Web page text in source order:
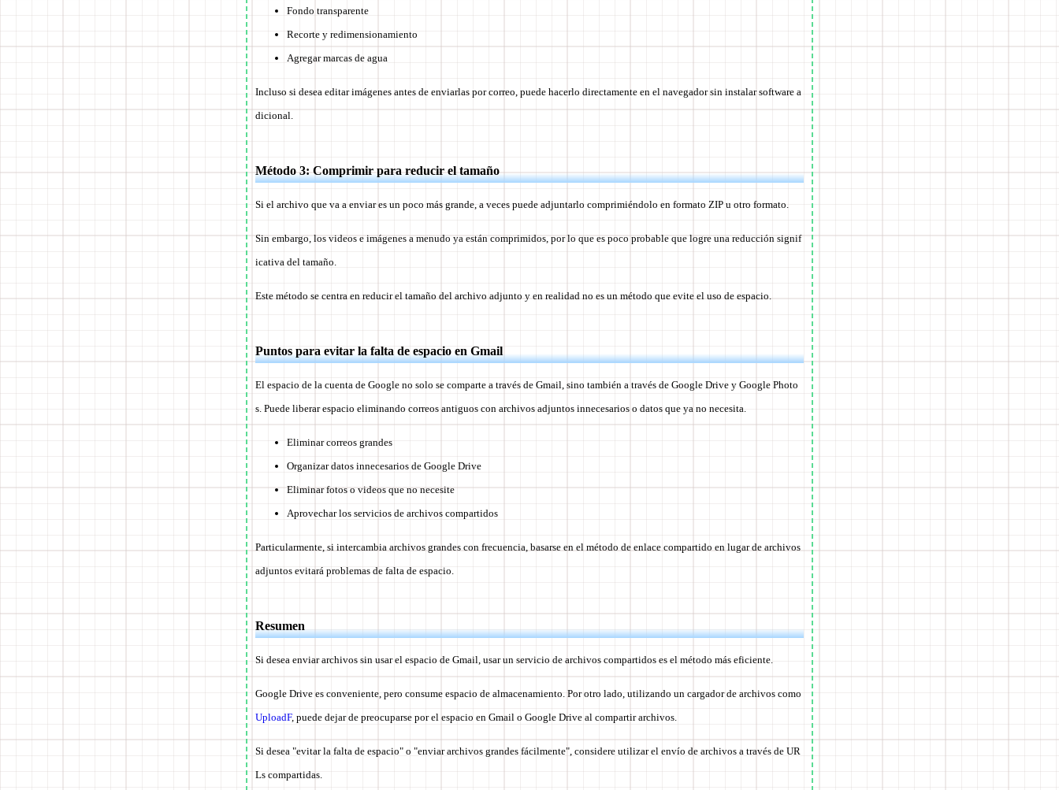
Fondo transparente
Recorte y redimensionamiento
Agregar marcas de agua
Incluso si desea editar imágenes antes de enviarlas por correo, puede hacerlo directamente en el navegador sin instalar software a
dicional.
Método 3: Comprimir para reducir el tamaño
Si el archivo que va a enviar es un poco más grande, a veces puede adjuntarlo comprimiéndolo en formato ZIP u otro formato.
Sin embargo, los videos e imágenes a menudo ya están comprimidos, por lo que es poco probable que logre una reducción signif
icativa del tamaño.
Este método se centra en reducir el tamaño del archivo adjunto y en realidad no es un método que evite el uso de espacio.
Puntos para evitar la falta de espacio en Gmail
El espacio de la cuenta de Google no solo se comparte a través de Gmail, sino también a través de Google Drive y Google Photo
s. Puede liberar espacio eliminando correos antiguos con archivos adjuntos innecesarios o datos que ya no necesita.
Eliminar correos grandes
Organizar datos innecesarios de Google Drive
Eliminar fotos o videos que no necesite
Aprovechar los servicios de archivos compartidos
Particularmente, si intercambia archivos grandes con frecuencia, basarse en el método de enlace compartido en lugar de archivos
adjuntos evitará problemas de falta de espacio.
Resumen
Si desea enviar archivos sin usar el espacio de Gmail, usar un servicio de archivos compartidos es el método más eficiente.
Google Drive es conveniente, pero consume espacio de almacenamiento. Por otro lado, utilizando un cargador de archivos como
UploadF, puede dejar de preocuparse por el espacio en Gmail o Google Drive al compartir archivos.
Si desea "evitar la falta de espacio" o "enviar archivos grandes fácilmente", considere utilizar el envío de archivos a través de UR
Ls compartidas.